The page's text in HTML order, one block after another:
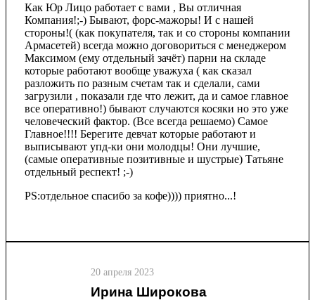
Как Юр Лицо работает с вами , Вы отличная
Компания!;-) Бывают, форс-мажоры! И с нашей
стороны!( (как покупателя, так и со стороны компании
Армасетей) всегда можно договориться с менеджером
Максимом (ему отдельный зачёт) парни на складе
которые работают вообще уважуха ( как сказал
разложить по разным счетам так и сделали, сами
загрузили , показали где что лежит, да и самое главное
все оперативно!) бывают случаются косяки но это уже
человеческий фактор. (Все всегда решаемо) Самое
Главное!!!! Берегите девчат которые работают и
выписывают упд-ки они молодцы! Они лучшие,
(самые оперативные позитивные и шустрые) Татьяне
отдельный респект! ;-)
PS:отдельное спасибо за кофе)))) приятно...!
20 апреля 2023
Ирина Широкова